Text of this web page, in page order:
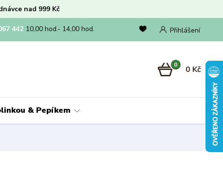
nad 999 Kč
Přihlášení
442 10,00 hod.- 14,00 hod.
0 0 Kč
& Pepíkem